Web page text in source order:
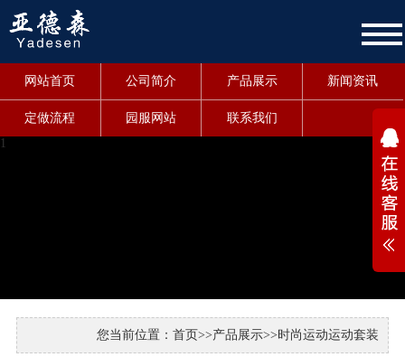
网站首页 公司简介 产品展示 新闻资讯
定做流程 园服网站
联系我们
1
您当前位置：首页>>产品展示>>时尚运动运动套装